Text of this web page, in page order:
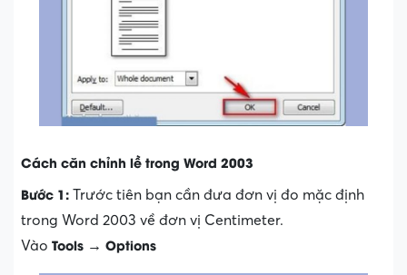
Cách căn chỉnh lề trong Word 2003
Bước 1: Trước tiên bạn cần đưa đơn vị đo mặc định
trong Word 2003 về đơn vị Centimeter.
Vào Tools → Options